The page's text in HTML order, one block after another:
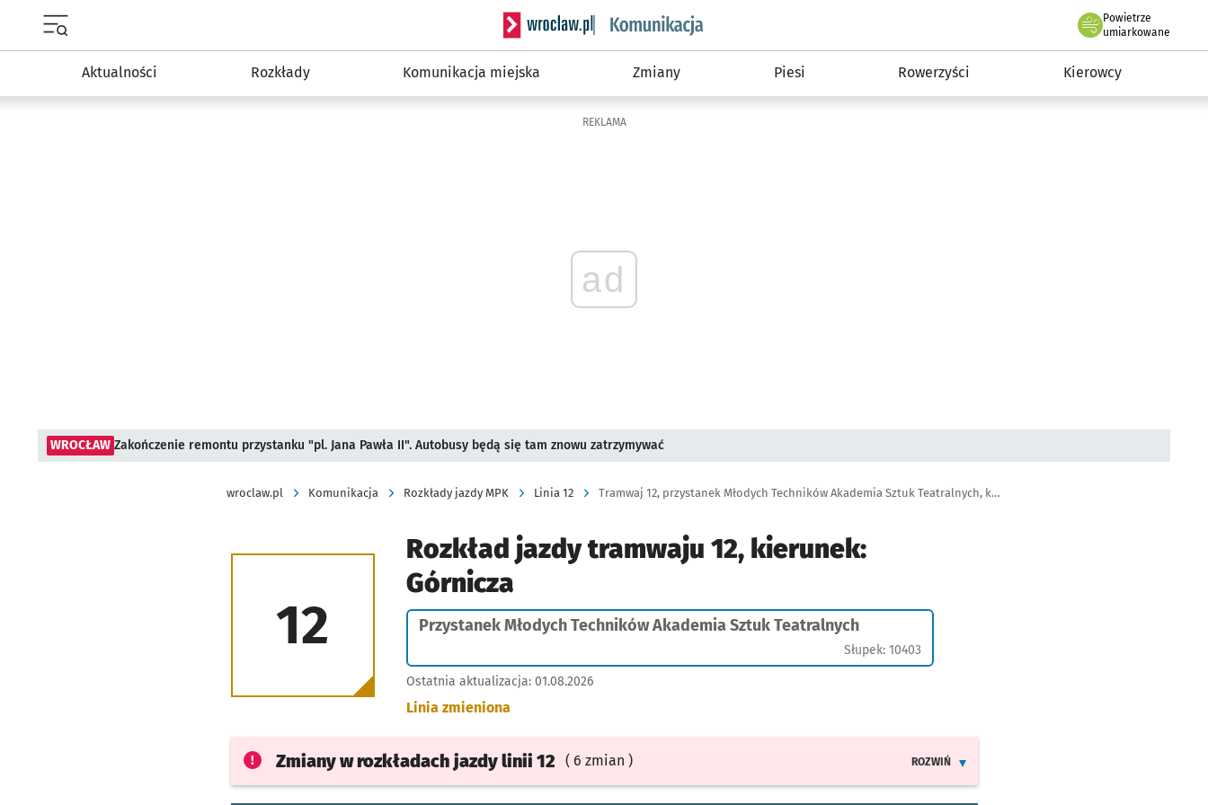
Serwis informacyjny wroclaw.pl podserwis: Komunikacja
Powietrze
we Wrocławiu
umiarkowane
Aktualności Rozkłady Komunikacja miejska Zmiany Piesi Rowerzyści Kierowcy
REKLAMA
ad
WROCŁAW Zakończenie remontu przystanku "pl. Jana Pawła II". Autobusy będą się tam znowu zatrzymywać
wroclaw.pl Komunikacja Rozkłady jazdy MPK Linia 12 Tramwaj 12, przystanek Młodych Techników Akademia Sztuk Teatralnych, kier: Górnicza
12
Rozkład jazdy tramwaju 12, kierunek:
Górnicza
Przystanek Młodych Techników Akademia Sztuk Teatralnych
Słupek: 10403
Ostatnia aktualizacja: 01.08.2026
Linia zmieniona
Zmiany w rozkładach jazdylinii 12 ( 6 zmian )
ROZWIŃ